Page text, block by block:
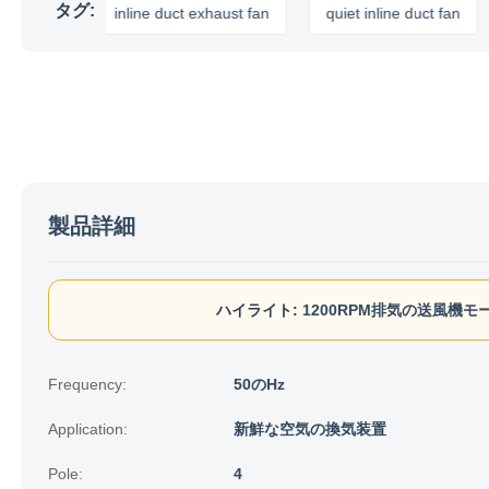
タグ:
inline duct exhaust fan quiet inline duct fan
製品詳細
ハイライト: 1200RPM排気の送風機モ
Frequency: 50のHz
Application: 新鮮な空気の換気装置
Pole: 4